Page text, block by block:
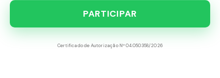
PARTICIPAR
Certificado de Autorização Nº 04.050358/2026